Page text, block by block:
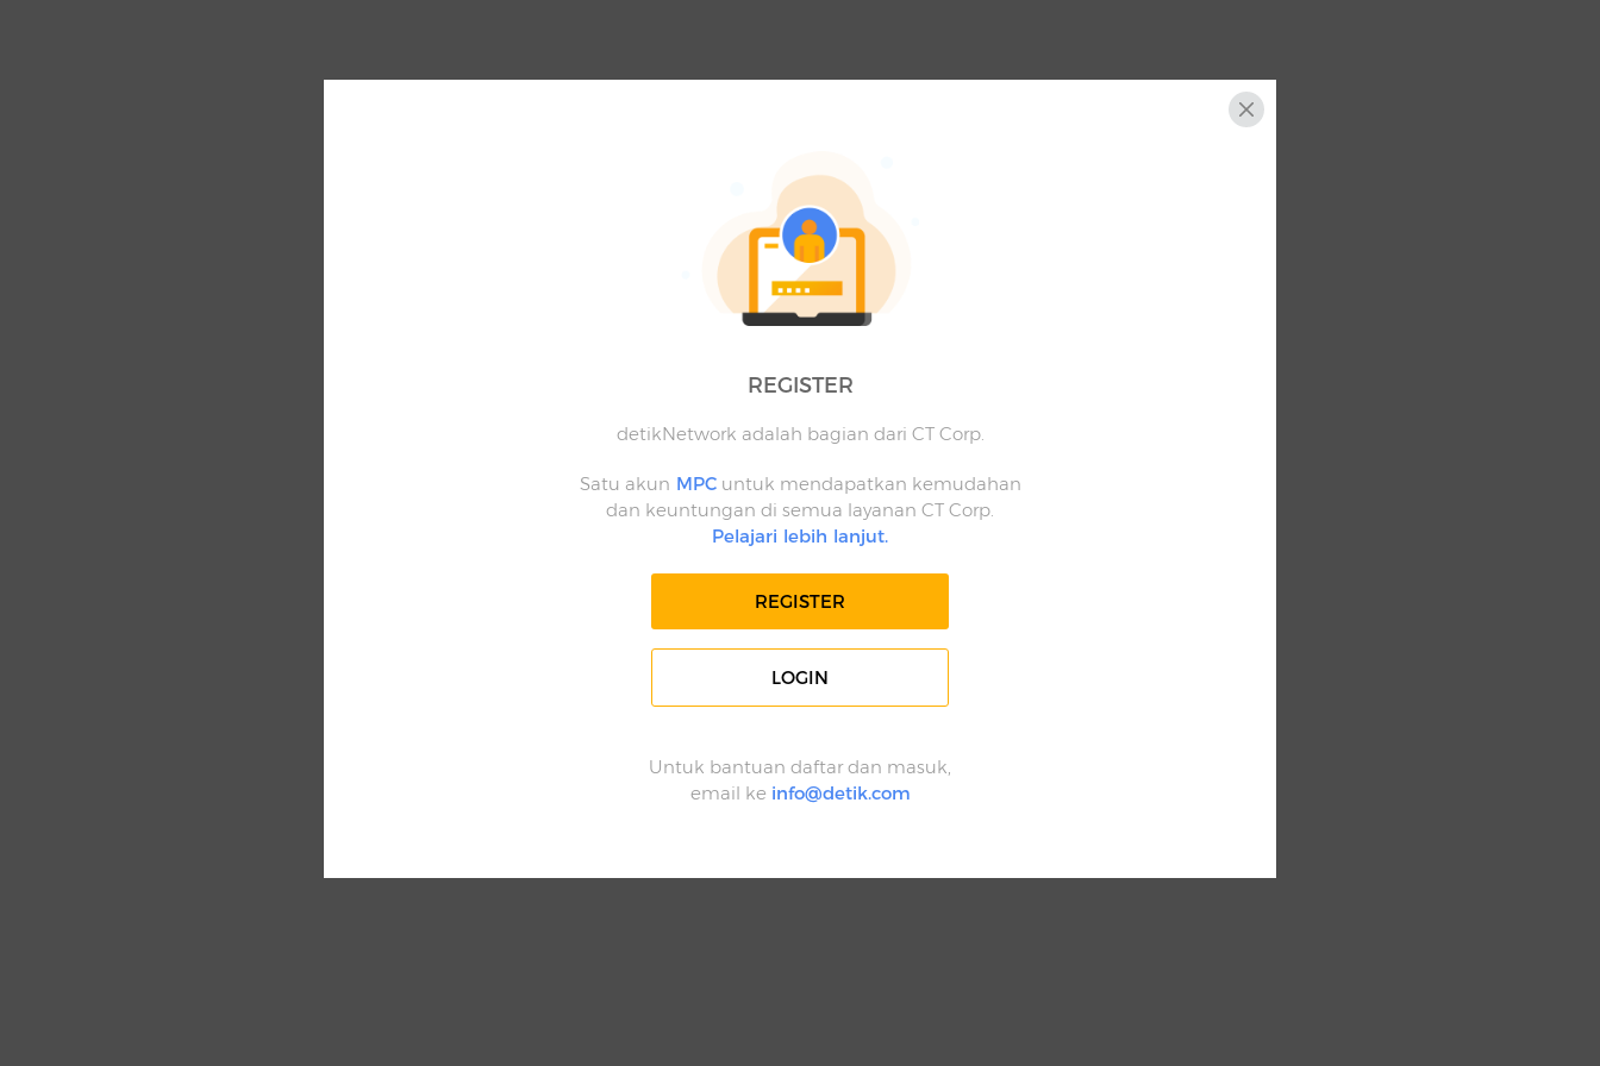
REGISTER
detikNetwork adalah bagian dari CT Corp.
Satu akun MPCuntuk mendapatkan kemudahan
dan keuntungan di semua layanan CT Corp.
Pelajari lebih lanjut.
REGISTER
LOGIN
Untuk bantuan daftar dan masuk,
email ke info@detik.com